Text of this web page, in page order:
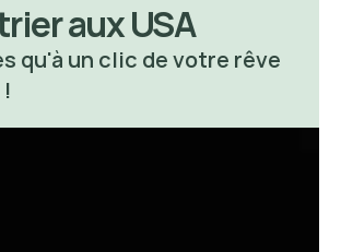
aux USA
qu'à un clic de votre rêve